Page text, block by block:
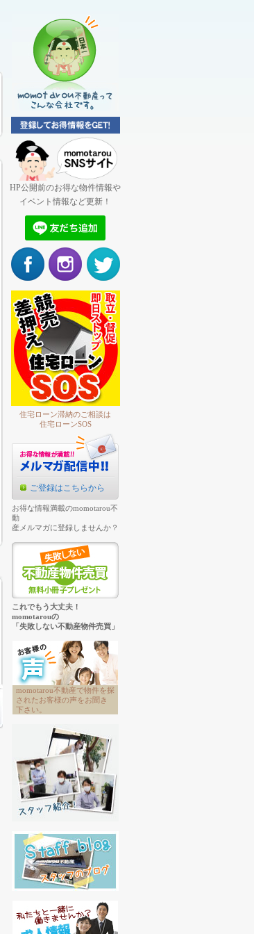
HP公開前のお得な物件情報や
イベント情報など更新！
住宅ローン滞納のご相談は
住宅ローンSOS
ご登録はこちらから
お得な情報満載のmomotarou不
動
産メルマガに登録しませんか？
これでもう大丈夫！
momotarouの
「失敗しない不動産物件売買」
momotarou不動産で物件を探
されたお客様の声をお聞き
下さい。